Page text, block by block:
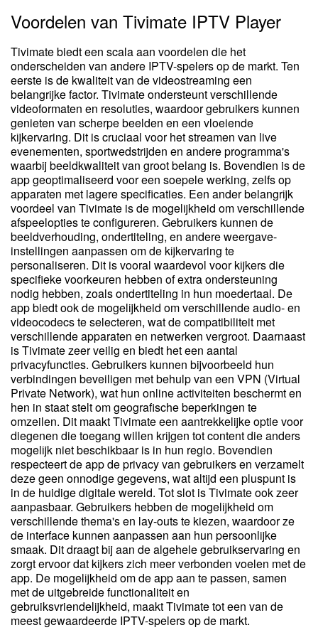
Voordelen van Tivimate IPTV Player
Tivimate biedt een scala aan voordelen die het
onderscheiden van andere IPTV-spelers op de markt. Ten
eerste is de kwaliteit van de videostreaming een
belangrijke factor. Tivimate ondersteunt verschillende
videoformaten en resoluties, waardoor gebruikers kunnen
genieten van scherpe beelden en een vloeiende
kijkervaring. Dit is cruciaal voor het streamen van live
evenementen, sportwedstrijden en andere programma's
waarbij beeldkwaliteit van groot belang is. Bovendien is de
app geoptimaliseerd voor een soepele werking, zelfs op
apparaten met lagere specificaties. Een ander belangrijk
voordeel van Tivimate is de mogelijkheid om verschillende
afspeelopties te configureren. Gebruikers kunnen de
beeldverhouding, ondertiteling, en andere weergave-
instellingen aanpassen om de kijkervaring te
personaliseren. Dit is vooral waardevol voor kijkers die
specifieke voorkeuren hebben of extra ondersteuning
nodig hebben, zoals ondertiteling in hun moedertaal. De
app biedt ook de mogelijkheid om verschillende audio- en
videocodecs te selecteren, wat de compatibiliteit met
verschillende apparaten en netwerken vergroot. Daarnaast
is Tivimate zeer veilig en biedt het een aantal
privacyfuncties. Gebruikers kunnen bijvoorbeeld hun
verbindingen beveiligen met behulp van een VPN (Virtual
Private Network), wat hun online activiteiten beschermt en
hen in staat stelt om geografische beperkingen te
omzeilen. Dit maakt Tivimate een aantrekkelijke optie voor
diegenen die toegang willen krijgen tot content die anders
mogelijk niet beschikbaar is in hun regio. Bovendien
respecteert de app de privacy van gebruikers en verzamelt
deze geen onnodige gegevens, wat altijd een pluspunt is
in de huidige digitale wereld. Tot slot is Tivimate ook zeer
aanpasbaar. Gebruikers hebben de mogelijkheid om
verschillende thema's en lay-outs te kiezen, waardoor ze
de interface kunnen aanpassen aan hun persoonlijke
smaak. Dit draagt bij aan de algehele gebruikservaring en
zorgt ervoor dat kijkers zich meer verbonden voelen met de
app. De mogelijkheid om de app aan te passen, samen
met de uitgebreide functionaliteit en
gebruiksvriendelijkheid, maakt Tivimate tot een van de
meest gewaardeerde IPTV-spelers op de markt.